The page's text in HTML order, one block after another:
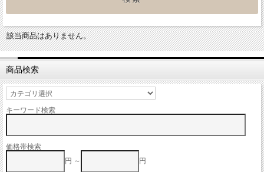
該当商品はありません。
商品検索
キーワード検索
価格帯検索
円 ～
円